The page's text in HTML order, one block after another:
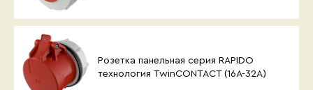
Розетка панельная серия RAPIDO
технология TwinCONTACT (16А-32А)